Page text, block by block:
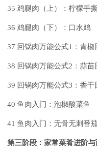
35 鸡腿肉（上）：柠檬手
36 鸡腿肉（下）：口水鸡
37 回锅肉万能公式1：青椒
38 回锅肉万能公式2：蒜苗
39 回锅肉万能公式3：香
40 鱼肉入门：泡椒酸菜鱼
41 鱼肉入门：无骨无刺番
第三阶段：家常菜肴进阶与